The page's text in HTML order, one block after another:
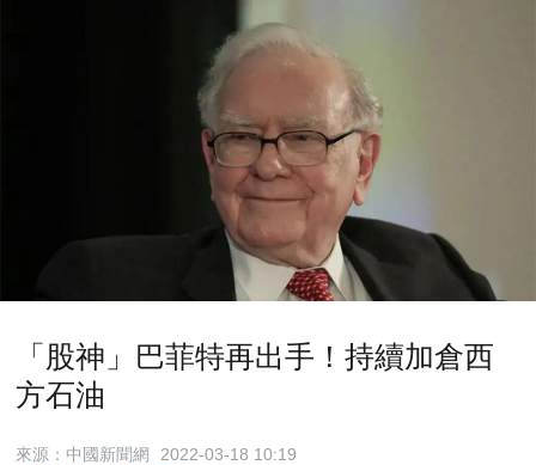
「股神」巴菲特再出手！持續加倉西
方石油
來源：中國新聞網 2022-03-18 10:19